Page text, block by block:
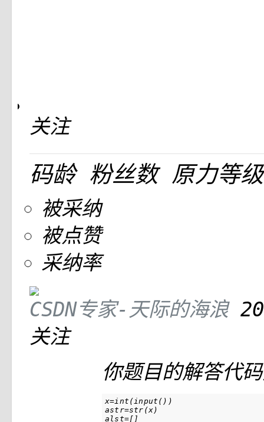
关注
码龄 粉丝数 原力等
被采纳
被点赞
采纳率
CSDN专家-天际的海浪
关注
你题目的解答代
x
astr=str(x)